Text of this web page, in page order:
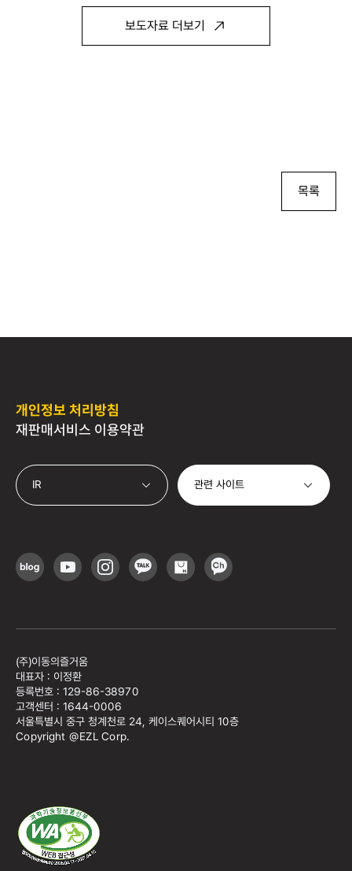
보도자료 더보기
목록
개인정보 처리방침
재판매서비스 이용약관
IR 관련 사이트
(주)이동의즐거움
대표자 : 이정환
등록번호 : 129-86-38970
고객센터 : 1644-0006
서울특별시 중구 청계천로 24, 케이스퀘어시티 10층
Copyright @EZL Corp.